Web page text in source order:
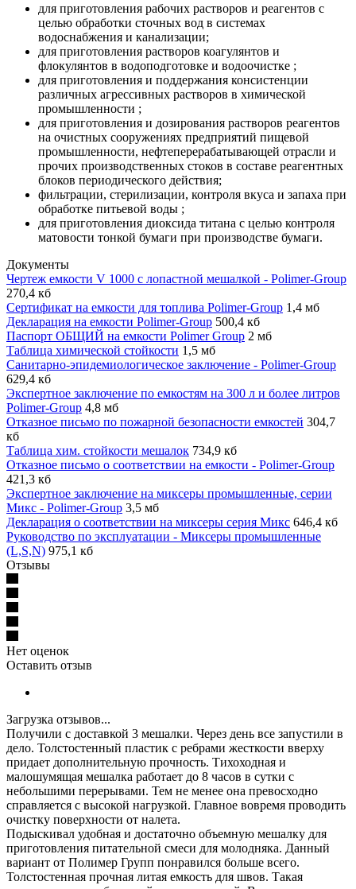
для приготовления рабочих растворов и реагентов с
целью обработки сточных вод в системах
водоснабжения и канализации;
для приготовления растворов коагулянтов и
флокулянтов в водоподготовке и водоочистке ;
для приготовления и поддержания консистенции
различных агрессивных растворов в химической
промышленности ;
для приготовления и дозирования растворов реагентов
на очистных сооружениях предприятий пищевой
промышленности, нефтеперерабатывающей отрасли и
прочих производственных стоков в составе реагентных
блоков периодического действия;
фильтрации, стерилизации, контроля вкуса и запаха при
обработке питьевой воды ;
для приготовления диоксида титана с целью контроля
матовости тонкой бумаги при производстве бумаги.
Документы
Чертеж емкости V 1000 с лопастной мешалкой - Polimer-Group
270,4 кб
Сертификат на емкости для топлива Polimer-Group 1,4 мб
Декларация на емкости Polimer-Group 500,4 кб
Паспорт ОБЩИЙ на емкости Polimer Group 2 мб
Таблица химической стойкости 1,5 мб
Санитарно-эпидемиологическое заключение - Polimer-Group
629,4 кб
Экспертное заключение по емкостям на 300 л и более литров
Polimer-Group 4,8 мб
Отказное письмо по пожарной безопасности емкостей 304,7
кб
Таблица хим. стойкости мешалок 734,9 кб
Отказное письмо о соответствии на емкости - Polimer-Group
421,3 кб
Экспертное заключение на миксеры промышленные, серии
Микс - Polimer-Group 3,5 мб
Декларация о соответствии на миксеры серия Микс 646,4 кб
Руководство по эксплуатации - Миксеры промышленные
(L,S,N) 975,1 кб
Отзывы
Нет оценок
Оставить отзыв
Загрузка отзывов...
Получили с доставкой 3 мешалки. Через день все запустили в
дело. Толстостенный пластик с ребрами жесткости вверху
придает дополнительную прочность. Тихоходная и
малошумящая мешалка работает до 8 часов в сутки с
небольшими перерывами. Тем не менее она превосходно
справляется с высокой нагрузкой. Главное вовремя проводить
очистку поверхности от налета.
Подыскивал удобная и достаточно объемную мешалку для
приготовления питательной смеси для молодняка. Данный
вариант от Полимер Групп понравился больше всего.
Толстостенная прочная литая емкость для швов. Такая